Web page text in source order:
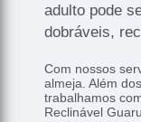
adulto pode
dobráveis,
Com nossos
almeja. Além
trabalhamos
Reclinável